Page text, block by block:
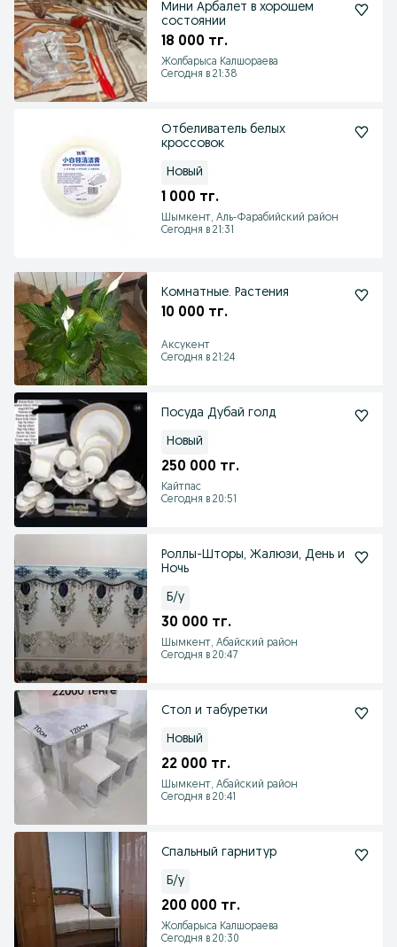
Мини Арбалет в хорошем
состоянии
18 000 тг.
Жолбарыса Калшораева
Сегодня в 21:38
Отбеливатель белых
кроссовок
Новый
1 000 тг.
Шымкент, Аль-Фарабийский район
Сегодня в 21:31
Комнатные. Растения
10 000 тг.
Аксукент
Сегодня в 21:24
Посуда Дубай голд
Новый
250 000 тг.
Кайтпас
Сегодня в 20:51
Роллы-Шторы, Жалюзи, День и
Ночь
Б/у
30 000 тг.
Шымкент, Абайский район
Сегодня в 20:47
Стол и табуретки
Новый
22 000 тг.
Шымкент, Абайский район
Сегодня в 20:41
Спальный гарнитур
Б/у
200 000 тг.
Жолбарыса Калшораева
Сегодня в 20:30